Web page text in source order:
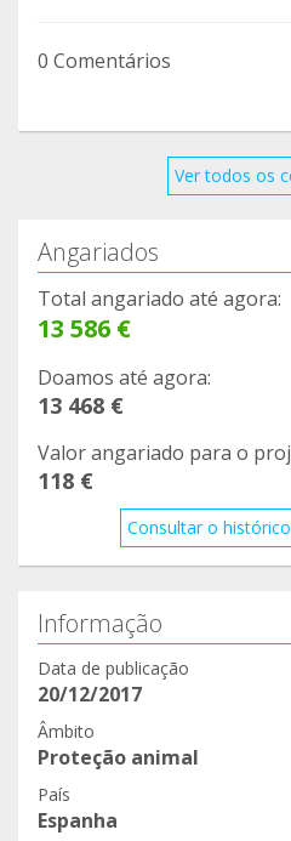
0 Comentários
Ver todos os
Angariados
Total angariado até agora:
13 586 €
Doamos até agora:
13 468 €
Valor angariado para o
118 €
Consultar o
Informação
Data de publicação
20/12/2017
Âmbito
Proteção animal
País
Espanha